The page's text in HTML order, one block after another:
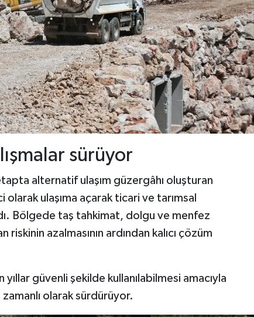
sürüyor
alternatif ulaşım güzergâhı oluşturan
ulaşıma açarak ticari ve tarımsal
Bölgede taş tahkimat, dolgu ve menfez
azalmasının ardından kalıcı çözüm
güvenli şekilde kullanılabilmesi amacıyla
zamanlı olarak sürdürüyor.